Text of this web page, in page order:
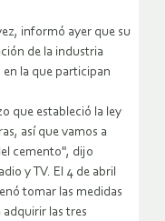
informó ayer que su
de la industria
la que participan
que estableció la ley
así que vamos a
cemento", dijo
y TV. El 4 de abril
tomar las medidas
adquirir las tres